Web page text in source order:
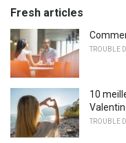
Fresh articles
TROUBLE
10
TROUBLE